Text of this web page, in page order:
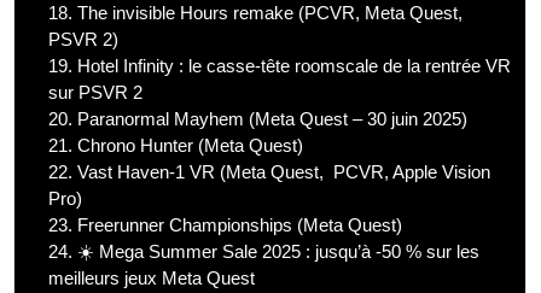
18. The invisible Hours remake (PCVR, Meta Quest,
PSVR 2)
19. Hotel Infinity : le casse-tête roomscale de la rentrée VR
sur PSVR 2
20. Paranormal Mayhem (Meta Quest – 30 juin 2025)
21. Chrono Hunter (Meta Quest)
22. Vast Haven-1 VR (Meta Quest, PCVR, Apple Vision
Pro)
23. Freerunner Championships (Meta Quest)
24. ☀️ Mega Summer Sale 2025 : jusqu’à -50 % sur les
meilleurs jeux Meta Quest